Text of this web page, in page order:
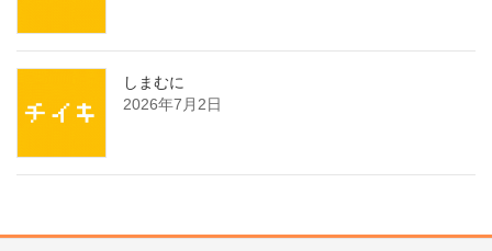
しまむに
2026年7月2日